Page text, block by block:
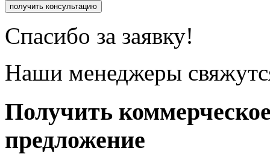
получить консультацию
Спасибо за заявку!
Наши менеджеры
Получить
предложение